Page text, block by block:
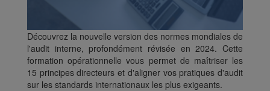
Découvrez la nouvelle version des normes mondiales de
l'audit interne, profondément révisée en 2024. Cette
formation opérationnelle vous permet de maîtriser les
15 principes directeurs et d'aligner vos pratiques d'audit
sur les standards internationaux les plus exigeants.